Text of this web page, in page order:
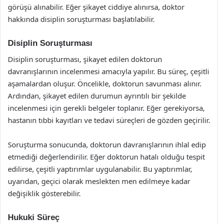
görüşü alınabilir. Eğer şikayet ciddiye alınırsa, doktor
hakkında disiplin soruşturması başlatılabilir.
Disiplin Soruşturması
Disiplin soruşturması, şikayet edilen doktorun
davranışlarının incelenmesi amacıyla yapılır. Bu süreç, çeşitli
aşamalardan oluşur. Öncelikle, doktorun savunması alınır.
Ardından, şikayet edilen durumun ayrıntılı bir şekilde
incelenmesi için gerekli belgeler toplanır. Eğer gerekiyorsa,
hastanın tıbbi kayıtları ve tedavi süreçleri de gözden geçirilir.
Soruşturma sonucunda, doktorun davranışlarının ihlal edip
etmediği değerlendirilir. Eğer doktorun hatalı olduğu tespit
edilirse, çeşitli yaptırımlar uygulanabilir. Bu yaptırımlar,
uyarıdan, geçici olarak meslekten men edilmeye kadar
değişiklik gösterebilir.
Hukuki Süreç